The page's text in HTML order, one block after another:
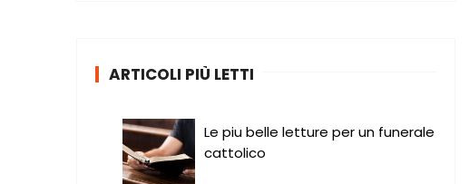
ARTICOLI PIÙ LETTI
Le piu belle letture per un funerale
cattolico